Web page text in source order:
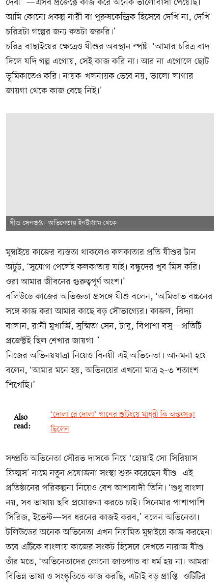
দেবী”—এসব প্রজেক্টে কাজ করে অনেক ভালোবাসা পেয়েছি।
আমি কোনো প্রকল্প নারী বা পুরুষকেন্দ্রিক হিসেবে দেখি না, দেখি
চরিত্রটা গল্পের জন্য কতটা জরুরি।’
চরিত্র বাছাইয়ের ক্ষেত্রেও যীশুর অবস্থান স্পষ্ট। ‘আমার চরিত্র বাদ
দিলে যদি গল্প এগোয়, সেই কাজ করি না। আর না এগোলে ছোট
ভূমিকাতেও করি। নায়ক–খলনায়ক ভেবে নয়, ভালো লাগার
জায়গা থেকে কাজ বেছে নিই।’
যীশু সেনগুপ্ত। অভিনেতার ইনস্টাগ্রাম থেকে
মুম্বাইয়ে কাজের ব্যস্ততা থাকলেও কলকাতার প্রতি যীশুর টান
অটুট, ‘সুযোগ পেলেই কলকাতায় যাই। বন্ধুদের খুব মিস করি।
ওরা আমার জীবনের গুরুত্বপূর্ণ অংশ।’
বলিউডে কাজের অভিজ্ঞতা প্রসঙ্গে যীশু বলেন, ‘অমিতাভ বচ্চনের
সঙ্গে কাজ করা আমার কাছে বড় সৌভাগ্যের। কাজল, বিদ্যা
বালান, রানী মুখার্জি, সুস্মিতা সেন, টাবু, বিপাশা বসু—প্রতিটি
প্রজেক্টই ছিল শেখার জায়গা।’
নিজের অভিনয়যাত্রা নিয়েও বিনয়ী এই অভিনেতা। আনমনা হয়ে
বলেন, ‘আমার মনে হয়, অভিনয়ের এখনো মাত্র ২–৩ শতাংশ
শিখেছি।’
Also
read:
‘দোলা রে দোলা’ গানের শুটিংয়ে মাধুরী কি অন্তঃসত্ত্বা
ছিলেন
সম্প্রতি অভিনেতা সৌরভ দাসকে নিয়ে ‘হোয়াই সো সিরিয়াস
ফিল্মস’ নামে নতুন প্রযোজনা সংস্থা শুরু করেছেন যীশু। এই
প্রতিষ্ঠানের পরিকল্পনা নিয়েও বেশ আশাবাদী তিনি। ‘শুধু বাংলা
নয়, সব ভাষায় ছবি প্রযোজনা করতে চাই। সিনেমার পাশাপাশি
সিরিজ, ইভেন্ট—সব ধরনের কাজই করব,’ বলেন অভিনেতা।
টলিউডের অনেক অভিনেতা এখন নিয়মিত মুম্বাইয়ে কাজ করছেন।
তবে এটিকে বাংলায় কাজের সংকট হিসেবে দেখতে নারাজ যীশু।
তাঁর মতে, ‘অভিনেতাদের কোনো জাতপাত বা ধর্ম হয় না। আমরা
বিভিন্ন ভাষা ও সংস্কৃতিতে কাজ করছি, এটাই বড় প্রাপ্তি। ওটিটির